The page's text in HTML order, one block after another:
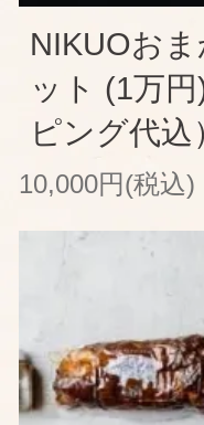
NIKUOお
ット (1万
ピング代込
10,000円(税込)